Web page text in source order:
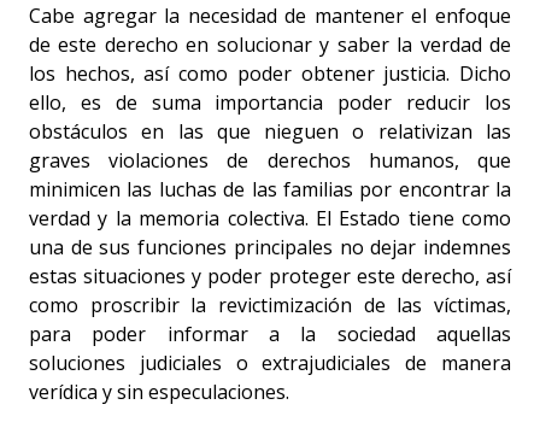
Cabe agregar la necesidad de mantener el enfoque
de este derecho en solucionar y saber la verdad de
los hechos, así como poder obtener justicia. Dicho
ello, es de suma importancia poder reducir los
obstáculos en las que nieguen o relativizan las
graves violaciones de derechos humanos, que
minimicen las luchas de las familias por encontrar la
verdad y la memoria colectiva. El Estado tiene como
una de sus funciones principales no dejar indemnes
estas situaciones y poder proteger este derecho, así
como proscribir la revictimización de las víctimas,
para poder informar a la sociedad aquellas
soluciones judiciales o extrajudiciales de manera
verídica y sin especulaciones.